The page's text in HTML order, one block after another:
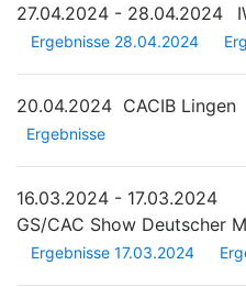
27.04.2024 - 28.04.2024
Ergebnisse 28.04.2024
20.04.2024 CACIB Lingen
Ergebnisse
16.03.2024 - 17.03.2024
GS/CAC Show Deutscher
Ergebnisse 17.03.2024